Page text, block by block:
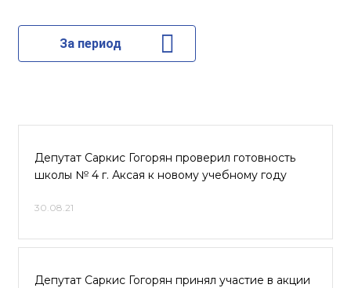
За период
Депутат Саркис Гогорян проверил готовность
школы № 4 г. Аксая к новому учебному году
30.08.21
Депутат Саркис Гогорян принял участие в акции